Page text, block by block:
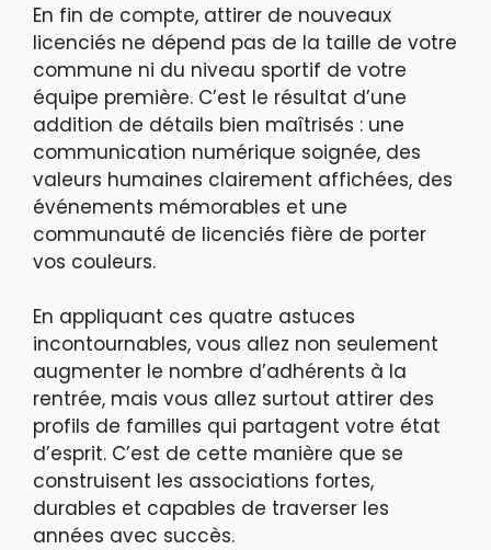
En fin de compte, attirer de nouveaux
licenciés ne dépend pas de la taille de votre
commune ni du niveau sportif de votre
équipe première. C’est le résultat d’une
addition de détails bien maîtrisés : une
communication numérique soignée, des
valeurs humaines clairement affichées, des
événements mémorables et une
communauté de licenciés fière de porter
vos couleurs.
En appliquant ces quatre astuces
incontournables, vous allez non seulement
augmenter le nombre d’adhérents à la
rentrée, mais vous allez surtout attirer des
profils de familles qui partagent votre état
d’esprit. C’est de cette manière que se
construisent les associations fortes,
durables et capables de traverser les
années avec succès.